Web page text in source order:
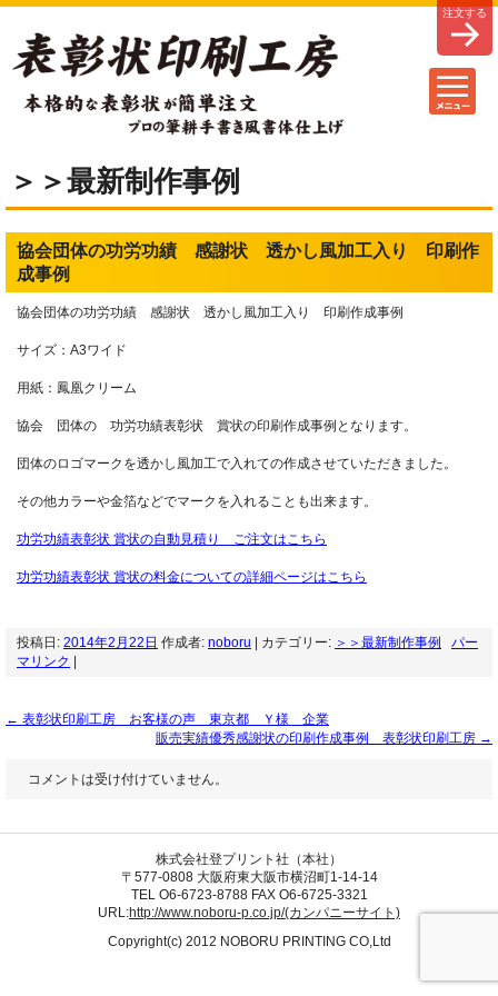
＞＞最新制作事例
協会団体の功労功績 感謝状 透かし風加工入り 印刷作
成事例
協会団体の功労功績 感謝状 透かし風加工入り 印刷作成事例
サイズ：A3ワイド
用紙：鳳凰クリーム
協会 団体の 功労功績表彰状 賞状の印刷作成事例となります。
団体のロゴマークを透かし風加工で入れての作成させていただきました。
その他カラーや金箔などでマークを入れることも出来ます。
功労功績表彰状 賞状の自動見積り ご注文はこちら
功労功績表彰状 賞状の料金についての詳細ページはこちら
投稿日: 2014年2月22日 作成者: noboru | カテゴリー: ＞＞最新制作事例
パー
マリンク
← 表彰状印刷工房 お客様の声 東京都 Ｙ様 企業
販売実績優秀感謝状の印刷作成事例 表彰状印刷工房 →
コメントは受け付けていません。
株式会社登プリント社（本社）
〒577-0808 大阪府東大阪市横沼町1-14-14
TEL O6-6723-8788 FAX O6-6725-3321
URL:http://www.noboru-p.co.jp/(カンパニーサイト)
Copyright(c) 2012 NOBORU PRINTING CO,Ltd